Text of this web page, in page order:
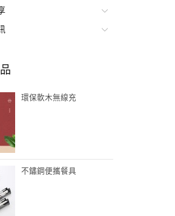
環保軟木無線充
不鏽鋼便攜餐具